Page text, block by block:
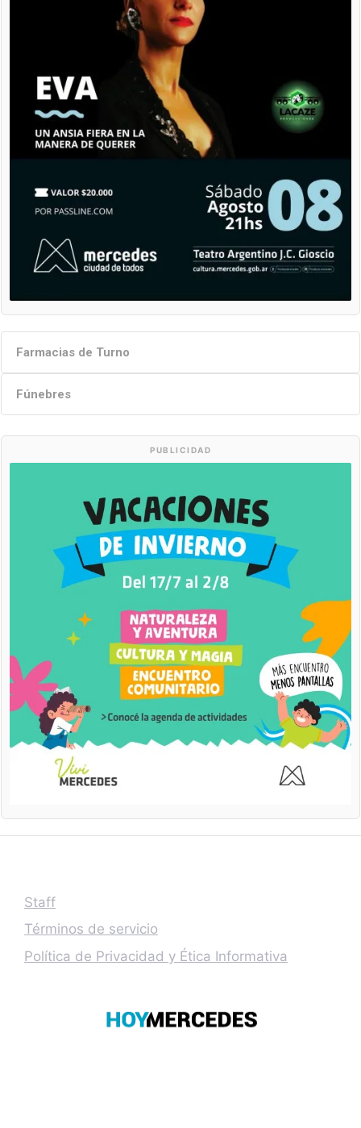
Farmacias de Turno
Fúnebres
PUBLICIDAD
Staff
Términos de servicio
Política de Privacidad y Ética Informativa